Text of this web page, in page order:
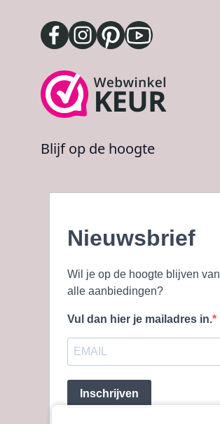
Blijf op de hoogte
Nieuwsbrief
Wil je op de hoogte blijven van
alle aanbiedingen?
Vul dan hier je mailadres in.
Inschrijven